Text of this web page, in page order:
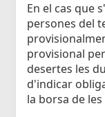
En el cas que
persones del
provisional
desertes les
d'indicar
la borsa de